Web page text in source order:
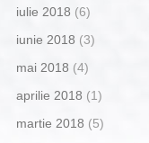
iulie 2018 (6)
iunie 2018 (3)
mai 2018 (4)
aprilie 2018 (1)
martie 2018 (5)